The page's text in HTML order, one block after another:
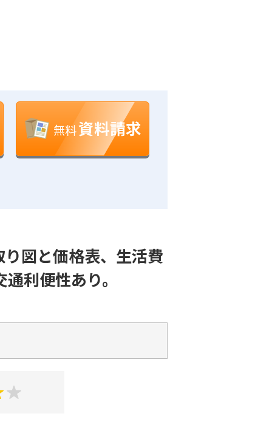
無料資料請求
図と価格表、生活費
利便性あり。